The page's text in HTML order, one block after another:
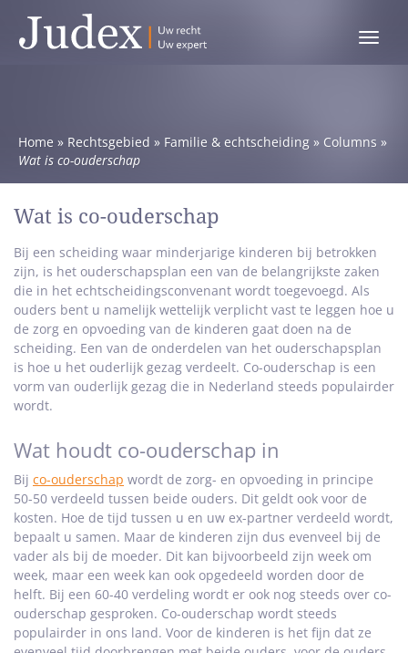
Toggle
Home » Rechtsgebied » Familie & echtscheiding » Columns »
Wat is co-ouderschap
Wat is co-ouderschap
Bij een scheiding waar minderjarige kinderen bij betrokken
zijn, is het ouderschapsplan een van de belangrijkste zaken
die in het echtscheidingsconvenant wordt toegevoegd. Als
ouders bent u namelijk wettelijk verplicht vast te leggen hoe u
de zorg en opvoeding van de kinderen gaat doen na de
scheiding. Een van de onderdelen van het ouderschapsplan
is hoe u het ouderlijk gezag verdeelt. Co-ouderschap is een
vorm van ouderlijk gezag die in Nederland steeds populairder
wordt.
Wat houdt co-ouderschap in
Bij co-ouderschap wordt de zorg- en opvoeding in principe
50-50 verdeeld tussen beide ouders. Dit geldt ook voor de
kosten. Hoe de tijd tussen u en uw ex-partner verdeeld wordt,
bepaalt u samen. Maar de kinderen zijn dus evenveel bij de
vader als bij de moeder. Dit kan bijvoorbeeld zijn week om
week, maar een week kan ook opgedeeld worden door de
helft. Bij een 60-40 verdeling wordt er ook nog steeds over co-
ouderschap gesproken. Co-ouderschap wordt steeds
populairder in ons land. Voor de kinderen is het fijn dat ze